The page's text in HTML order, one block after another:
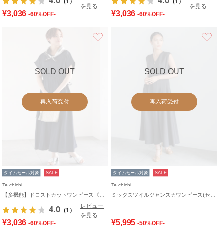
を見る
¥3,036 -60%OFF-
を見る
¥3,036 -60%OFF-
SOLD OUT
再入荷受付
タイムセール対象 SALE
Te chichi
4.0 （1）
レビュー
を見る
¥3,036 -60%OFF-
SOLD OUT
再入荷受付
タイムセール対象 SALE
Te chichi
¥5,995 -50%OFF-